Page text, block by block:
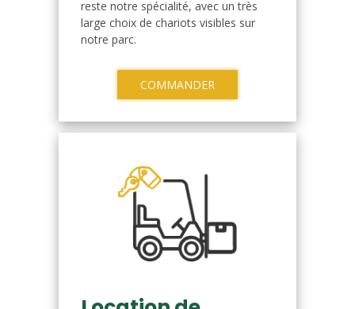
reste notre spécialité, avec un très
large choix de chariots visibles sur
notre parc.
COMMANDER